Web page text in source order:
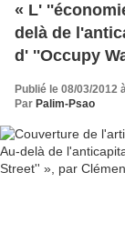
« L'
delà de
d' ''Occupy
Publié le 08/03/2012
Par Palim-Psao